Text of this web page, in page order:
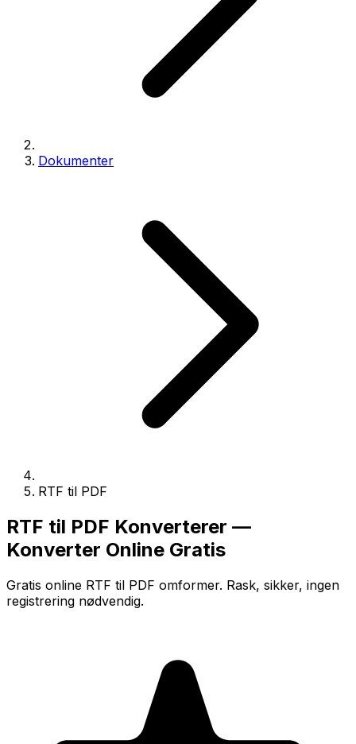
Dokumenter
RTF til PDF
RTF til PDF Konverterer —
Konverter Online Gratis
Gratis online RTF til PDF omformer. Rask, sikker, ingen
registrering nødvendig.